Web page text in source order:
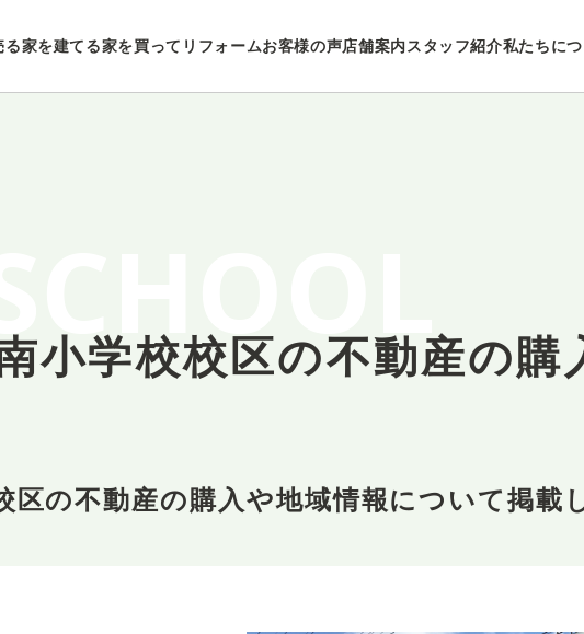
る家を建てる家を買ってリフォームお客様の声店舗案内スタッフ紹介私たちに
小学校校区の不動産の購
区の不動産の購入や地域情報について掲載